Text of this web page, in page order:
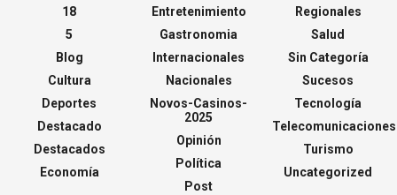
18
5
Blog
Cultura
Deportes
Destacado
Destacados
Economía
Entretenimiento
Gastronomia
Internacionales
Nacionales
Novos-Casinos-
2025
Opinión
Política
Post
Regionales
Salud
Sin Categoría
Sucesos
Tecnología
Telecomunicaciones
Turismo
Uncategorized